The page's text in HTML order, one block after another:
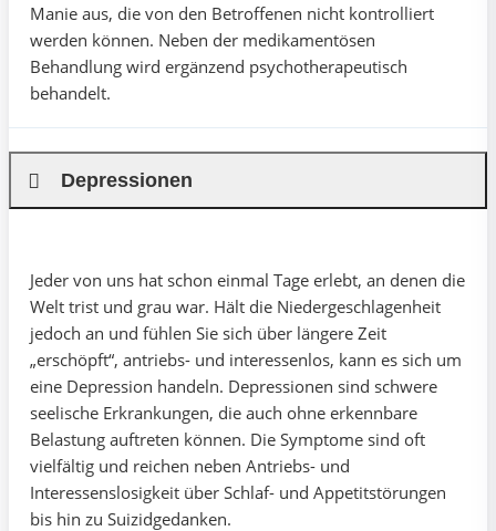
Manie aus, die von den Betroffenen nicht kontrolliert
werden können. Neben der medikamentösen
Behandlung wird ergänzend psychotherapeutisch
behandelt.
Depressionen
Jeder von uns hat schon einmal Tage erlebt, an denen die
Welt trist und grau war. Hält die Niedergeschlagenheit
jedoch an und fühlen Sie sich über längere Zeit
„erschöpft“, antriebs- und interessenlos, kann es sich um
eine Depression handeln. Depressionen sind schwere
seelische Erkrankungen, die auch ohne erkennbare
Belastung auftreten können. Die Symptome sind oft
vielfältig und reichen neben Antriebs- und
Interessenslosigkeit über Schlaf- und Appetitstörungen
bis hin zu Suizidgedanken.